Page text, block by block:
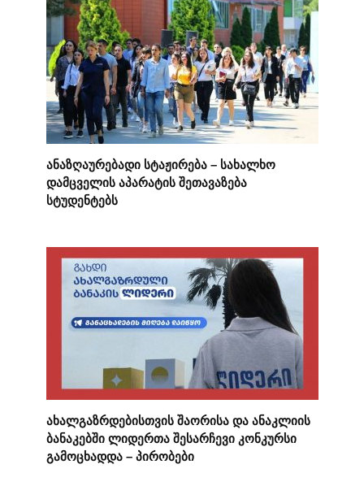
ანაზღაურებადი სტაჟირება – სახალხო
დამცველის აპარატის შეთავაზება
სტუდენტებს
ახალგაზრდებისთვის შაორისა და ანაკლიის
ბანაკებში ლიდერთა შესარჩევი კონკურსი
გამოცხადდა – პირობები